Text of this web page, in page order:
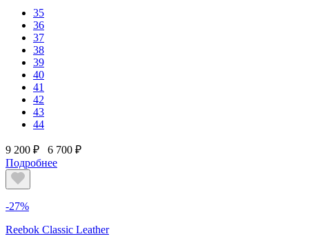
35
36
37
38
39
40
41
42
43
44
9 200 ₽
6 700 ₽
Подробнее
-27%
Reebok Classic Leather